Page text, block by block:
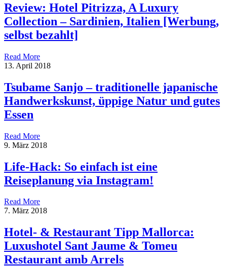
Review: Hotel Pitrizza, A Luxury
Collection – Sardinien, Italien [Werbung,
selbst bezahlt]
Read More
13. April 2018
Tsubame Sanjo – traditionelle japanische
Handwerkskunst, üppige Natur und gutes
Essen
Read More
9. März 2018
Life-Hack: So einfach ist eine
Reiseplanung via Instagram!
Read More
7. März 2018
Hotel- & Restaurant Tipp Mallorca:
Luxushotel Sant Jaume & Tomeu
Restaurant amb Arrels